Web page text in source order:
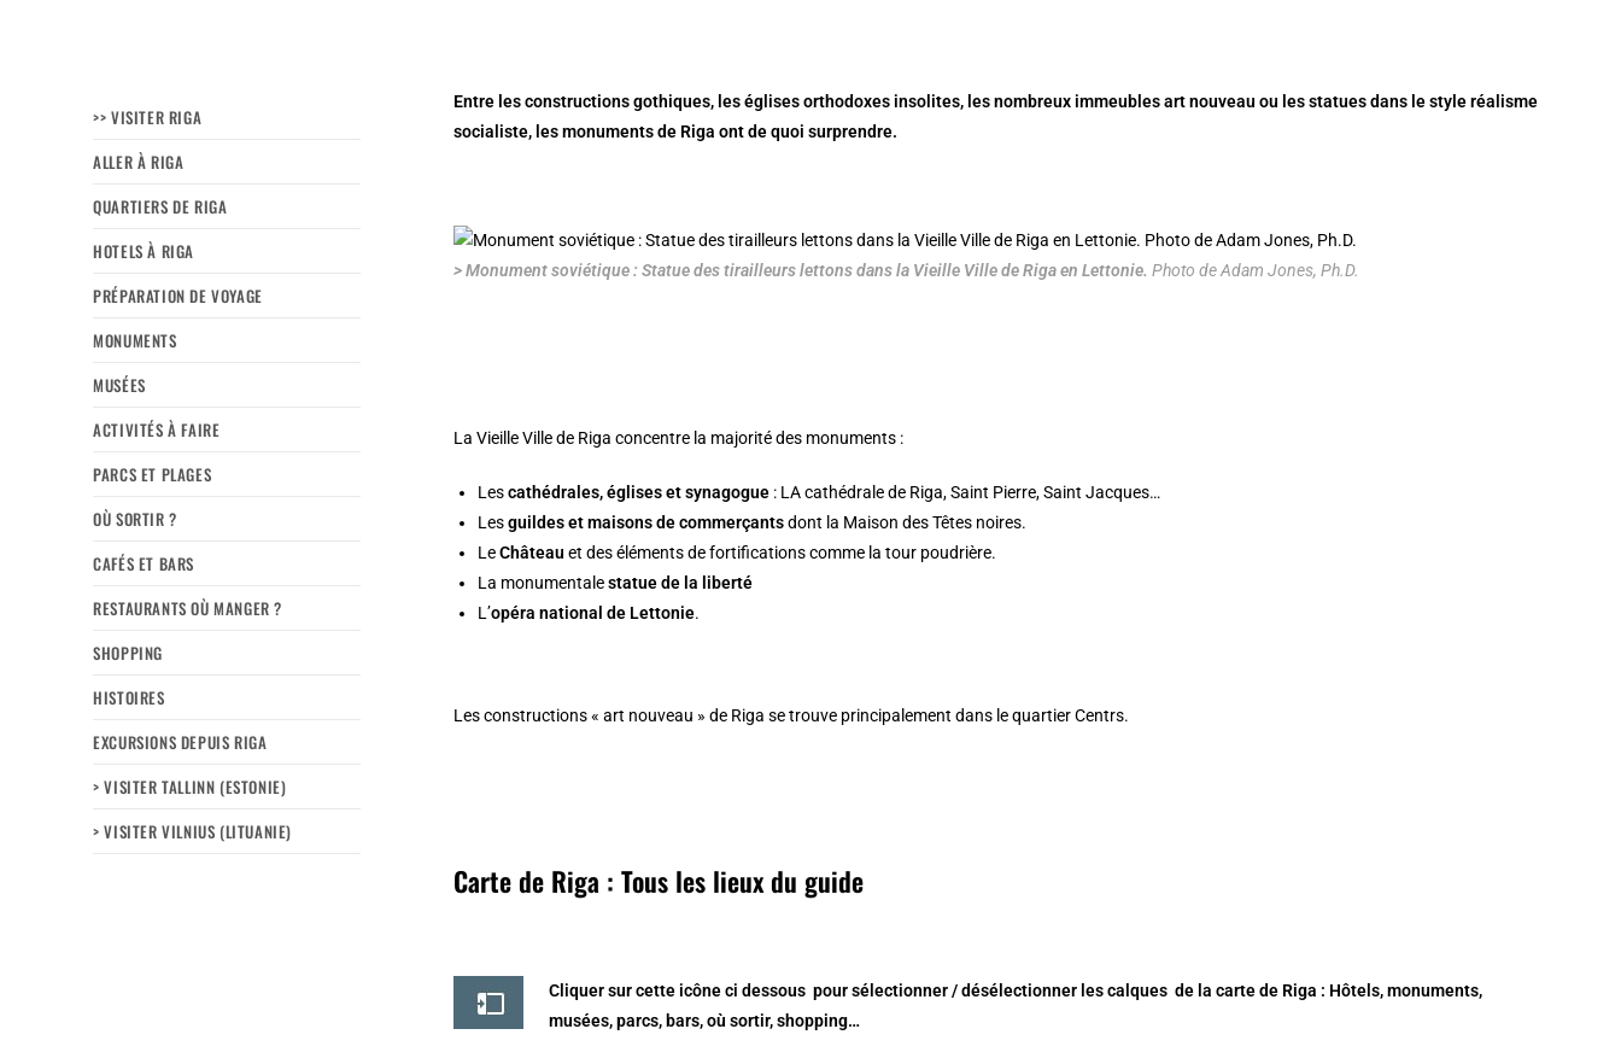
Entre les constructions gothiques, les églises orthodoxes insolites, les nombreux immeubles art nouveau ou les statues dans le style réalisme
socialiste, les monuments de Riga ont de quoi surprendre.
> Monument soviétique : Statue des tirailleurs lettons dans la Vieille Ville de Riga en Lettonie. Photo de Adam Jones, Ph.D.
LaVieille Ville de Riga concentre la majorité des monuments :
Lescathédrales, églises et synagogue : LA cathédrale de Riga, Saint Pierre, Saint Jacques…
Lesguildes et maisons de commerçantsdont la Maison des Têtes noires.
LeChâteau et des éléments de fortifications comme la tour poudrière.
La monumentalestatue de la liberté
L’opéra national de Lettonie.
Les constructions« art nouveau » de Riga se trouve principalement dans lequartier Centrs.
Carte de Riga : Tous les lieux du guide
Cliquer sur cette icône ci dessous pour sélectionner / désélectionner les calques de lacarte de Riga : Hôtels, monuments,
musées, parcs, bars, où sortir, shopping…
>> VISITER RIGA
ALLER À RIGA
QUARTIERS DE RIGA
HOTELS À RIGA
PRÉPARATION DE VOYAGE
MONUMENTS
MUSÉES
ACTIVITÉS À FAIRE
PARCS ET PLAGES
OÙ SORTIR ?
CAFÉS ET BARS
RESTAURANTS OÙ MANGER ?
SHOPPING
HISTOIRES
EXCURSIONS DEPUIS RIGA
> VISITER TALLINN (ESTONIE)
> VISITER VILNIUS (LITUANIE)